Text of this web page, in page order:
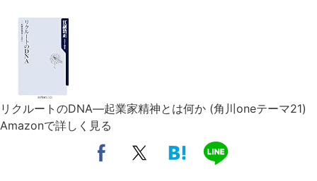
リクルートのDNA―起業家精神とは何か (角川oneテーマ21)
Amazonで詳しく見る